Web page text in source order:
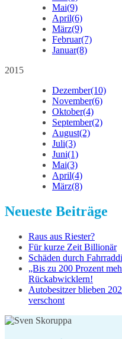
Mai(9)
April(6)
März(9)
Februar(7)
Januar(8)
2015
Dezember(10)
November(6)
Oktober(4)
September(2)
August(2)
Juli(3)
Juni(1)
Mai(3)
April(4)
März(8)
Neueste Beiträge
Raus aus Riester?
Für kurze Zeit Billionär
Schäden durch
„Bis zu 200 Prozent
Rückabwicklern!
Autobesitzer blieben
verschont